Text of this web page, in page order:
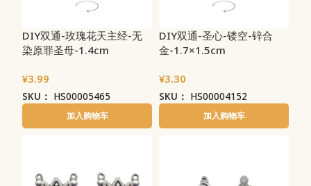
DIY双通-玫瑰花天主经-无
染原罪圣母-1.4cm
¥3.99
SKU： HS00005465
加入购物车
DIY双通-圣心-镂空-锌合
金-1.7×1.5cm
¥3.30
SKU： HS00004152
加入购物车